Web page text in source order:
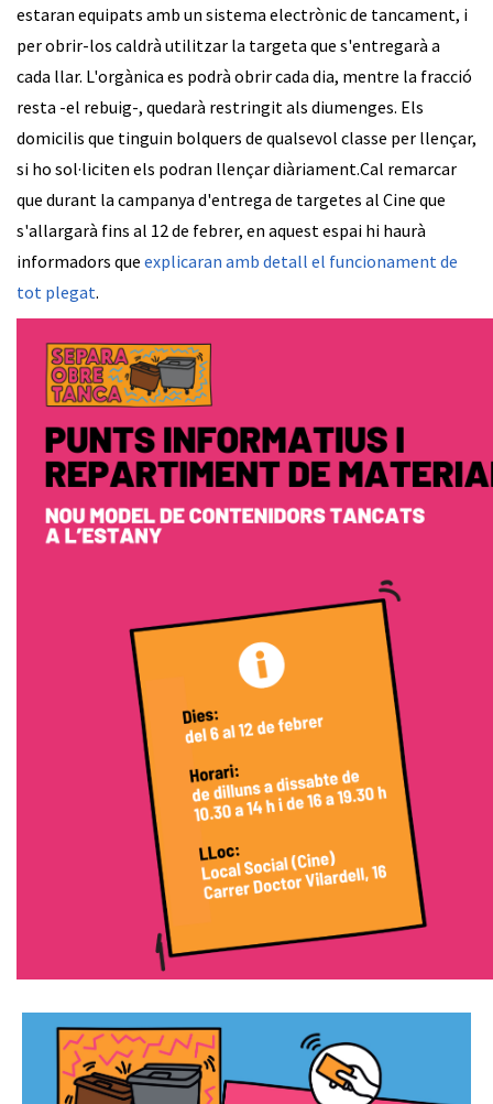
estaran equipats amb un sistema electrònic de tancament, i
per obrir-los caldrà utilitzar la targeta que s'entregarà a
cada llar. L'orgànica es podrà obrir cada dia, mentre la fracció
resta -el rebuig-, quedarà restringit als diumenges. Els
domicilis que tinguin bolquers de qualsevol classe per llençar,
si ho sol·liciten els podran llençar diàriament.Cal remarcar
que durant la campanya d'entrega de targetes al Cine que
s'allargarà fins al 12 de febrer, en aquest espai hi haurà
informadors que explicaran amb detall el funcionament de
tot plegat.